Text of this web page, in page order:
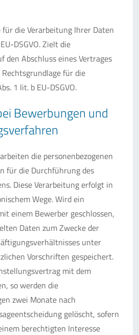
für die Verarbeitung Ihrer Daten
DSGVO. Zielt die
den Abschluss eines Vertrages
für die
1 lit. b EU-DSGVO.
Bewerbungen und
die personenbezogenen
für die Durchführung des
Diese Verarbeitung erfolgt in
Wege. Wird ein
einem Bewerber geschlossen,
Daten zum Zwecke der
unter
Vorschriften gespeichert.
mit dem
so werden die
zwei Monate nach
gelöscht, sofern
berechtigten Interesse